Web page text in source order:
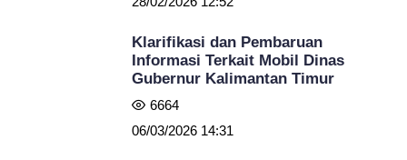
Klarifikasi dan Pembaruan
Informasi Terkait Mobil Dinas
Gubernur Kalimantan Timur
6664
06/03/2026 14:31